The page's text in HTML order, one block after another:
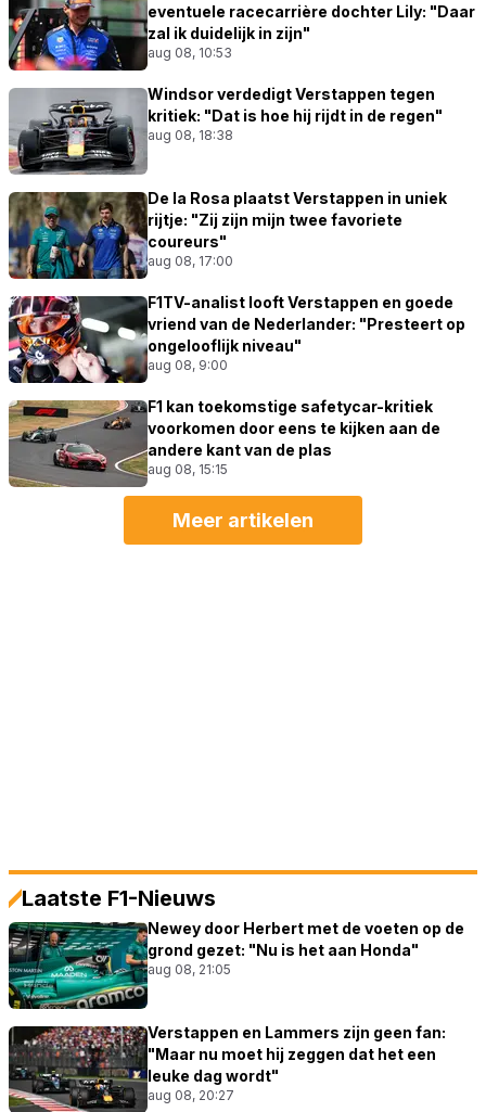
eventuele racecarrière dochter Lily: "Daar
zal ik duidelijk in zijn"
aug 08, 10:53
Windsor verdedigt Verstappen tegen
kritiek: "Dat is hoe hij rijdt in de regen"
aug 08, 18:38
De la Rosa plaatst Verstappen in uniek
rijtje: "Zij zijn mijn twee favoriete
coureurs"
aug 08, 17:00
F1TV-analist looft Verstappen en goede
vriend van de Nederlander: "Presteert op
ongelooflijk niveau"
aug 08, 9:00
F1 kan toekomstige safetycar-kritiek
voorkomen door eens te kijken aan de
andere kant van de plas
aug 08, 15:15
Meer artikelen
Laatste F1-Nieuws
Newey door Herbert met de voeten op de
grond gezet: "Nu is het aan Honda"
aug 08, 21:05
Verstappen en Lammers zijn geen fan:
"Maar nu moet hij zeggen dat het een
leuke dag wordt"
aug 08, 20:27